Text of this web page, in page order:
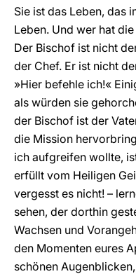
Sie ist das Leben, das
Leben. Und wer hat
Der Bischof ist nicht
der Chef. Er ist nicht
»Hier befehle ich!«
als würden sie
der Bischof ist der
die Mission
ich aufgreifen wollte,
erfüllt vom Heiligen
vergesst es nicht! –
sehen, der dorthin
Wachsen und
den Momenten eures
schönen